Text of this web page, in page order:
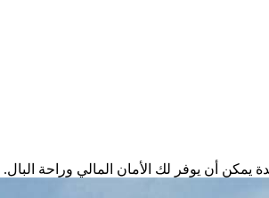
يمكن أن يوفر لك الأمان المالي وراحة